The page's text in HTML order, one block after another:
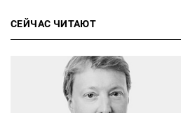
СЕЙЧАС ЧИТАЮТ